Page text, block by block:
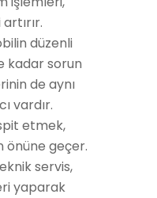
düzenli
kadar sorun
de aynı
vardır.
etmek,
önüne geçer.
servis,
yaparak